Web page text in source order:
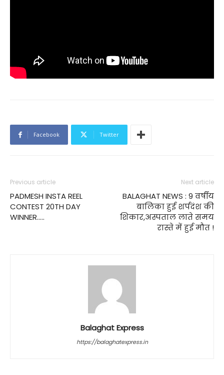
Facebook Twitter
Previous article
PADMESH INSTA REEL
CONTEST 20TH DAY
WINNER…..
Next article
BALAGHAT NEWS : 9 वर्षीय
बालिका हुई शर्पदंश की
शिकार,अस्पताल लाते समय
रास्ते में हुई मौत !
Balaghat Express
https://balaghatexpress.in